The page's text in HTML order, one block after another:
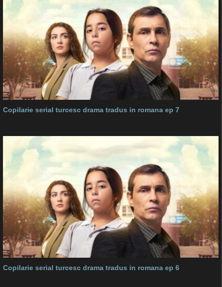
Copilarie serial turcesc drama tradus in romana ep 7
Copilarie serial turcesc drama tradus in romana ep 6